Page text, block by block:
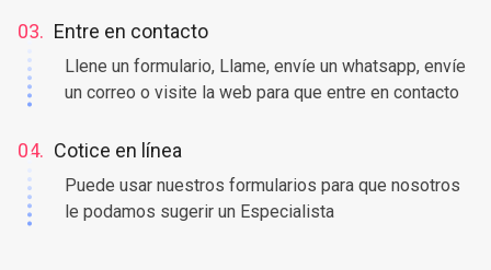
03. Entre en contacto
Llene un formulario, Llame, envíe un whatsapp, envíe
un correo o visite la web para que entre en contacto
04. Cotice en línea
Puede usar nuestros formularios para que nosotros
le podamos sugerir un Especialista